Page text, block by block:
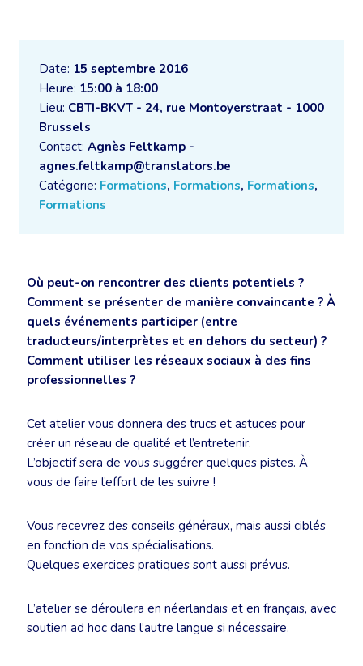
Date: 15 septembre 2016
Heure: 15:00 à 18:00
Lieu: CBTI-BKVT - 24, rue Montoyerstraat - 1000
Brussels
Contact: Agnès Feltkamp -
agnes.feltkamp@translators.be
Catégorie: Formations, Formations, Formations,
Formations
Où peut-on rencontrer des clients potentiels ?
Comment se présenter de manière convaincante ? À
quels événements participer (entre
traducteurs/interprètes et en dehors du secteur) ?
Comment utiliser les réseaux sociaux à des fins
professionnelles ?
Cet atelier vous donnera des trucs et astuces pour
créer un réseau de qualité et l’entretenir.
L’objectif sera de vous suggérer quelques pistes. À
vous de faire l’effort de les suivre !
Vous recevrez des conseils généraux, mais aussi ciblés
en fonction de vos spécialisations.
Quelques exercices pratiques sont aussi prévus.
L’atelier se déroulera en néerlandais et en français, avec
soutien ad hoc dans l’autre langue si nécessaire.